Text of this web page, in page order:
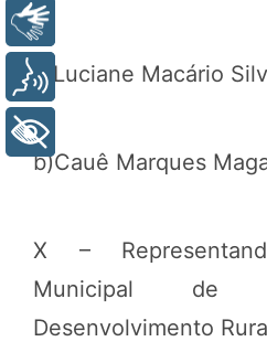
a)Luciane Macário
b)Cauê Marques
X –
Municipal de
Desenvolvimento
Voz